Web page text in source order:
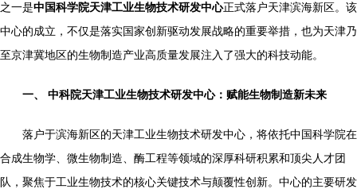
之一是中国科学院天津工业生物技术研发中心正式落户天津滨海新区。该
中心的成立，不仅是落实国家创新驱动发展战略的重要举措，也为天津乃
至京津冀地区的生物制造产业高质量发展注入了强大的科技动能。
一、 中科院天津工业生物技术研发中心：赋能生物制造新未来
落户于滨海新区的天津工业生物技术研发中心，将依托中国科学院在
合成生物学、微生物制造、酶工程等领域的深厚科研积累和顶尖人才团
队，聚焦于工业生物技术的核心关键技术与颠覆性创新。中心的主要研发